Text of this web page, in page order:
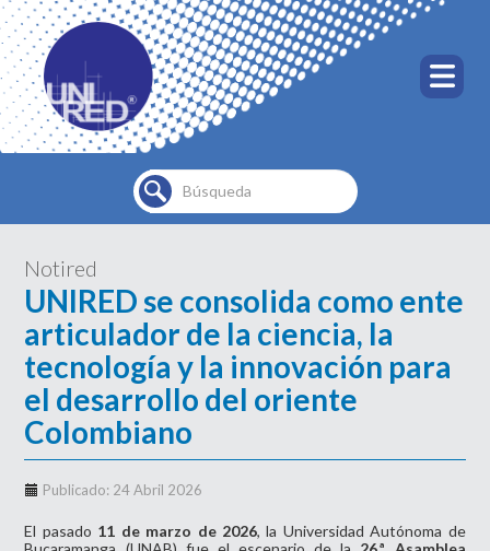
Buscar...
Notired
UNIRED se consolida como ente
articulador de la ciencia, la
tecnología y la innovación para
el desarrollo del oriente
Colombiano
Publicado: 24 Abril 2026
El pasado 11 de marzo de 2026, la Universidad Autónoma de